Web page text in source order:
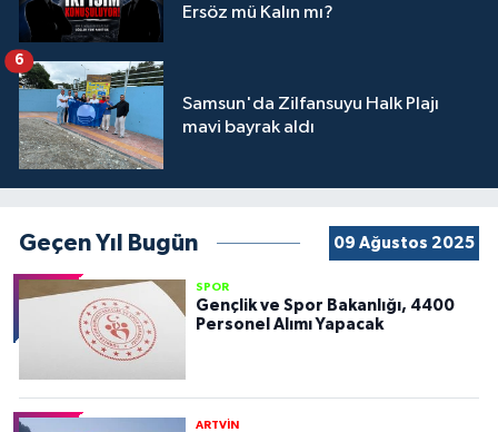
Ersöz mü Kalın mı?
Samsun'da Zilfansuyu Halk Plajı
mavi bayrak aldı
6
Geçen Yıl Bugün 09 Ağustos 2025
SPOR
Gençlik ve Spor Bakanlığı, 4400
Personel Alımı Yapacak
ARTVİN